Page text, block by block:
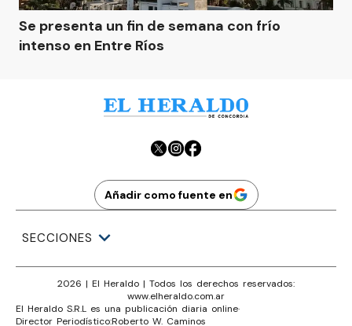
Se presenta un fin de semana con frío
intenso en Entre Ríos
Añadir como fuente en
SECCIONES
2026 | El Heraldo | Todos los derechos reservados:
www.elheraldo.com.ar
El Heraldo S.R.L es una publicación diaria online·
Director Periodístico:Roberto W. Caminos